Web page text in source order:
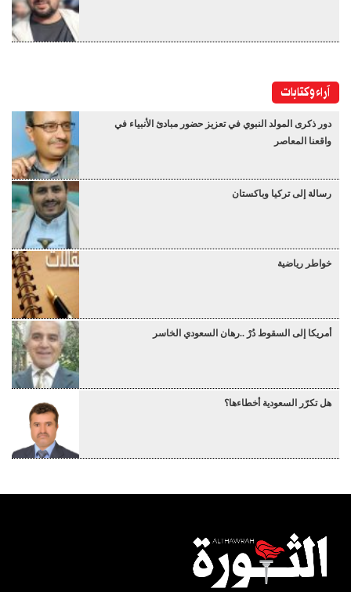
آراء وكتابات
دور ذكرى المولد النبوي في تعزيز حضور مبادئ الأنبياء في
واقعنا المعاصر
رسالة إلى تركيا وباكستان
خواطر رياضية
أمريكا إلى السقوط دُرْ ..رهان السعودي الخاسر
هل تكرّر السعودية أخطاءها؟